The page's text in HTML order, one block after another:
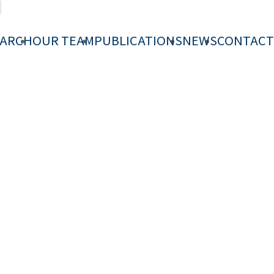
OUR TEAMPUBLICATIONSNEWSCONTACT